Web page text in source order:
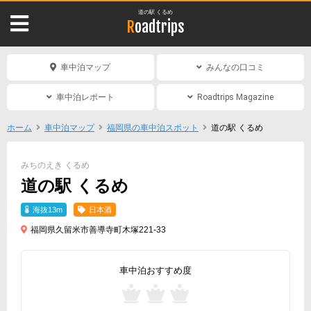
道の駅 くるめ
Roadtrips
車中泊マップ みんなの口コミ
車中泊レポート Roadtrips Magazine
ホーム 車中泊マップ 福岡県の車中泊スポット 道の駅 くるめ
みちのえき くるめ
道の駅 くるめ
海抜13m 日本酒
福岡県久留米市善導寺町木塚221-33
車中泊おすすめ度